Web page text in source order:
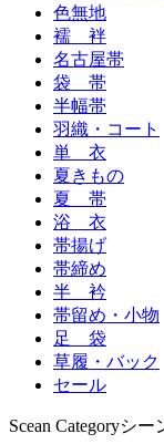
色無地
襦 袢
名古屋帯
袋 帯
半幅帯
羽織・コート
単 衣
夏きもの
夏 帯
浴 衣
帯揚げ
帯締め
半 衿
帯留め・小物
足 袋
草履・バック
セール
Scean Categoryシー